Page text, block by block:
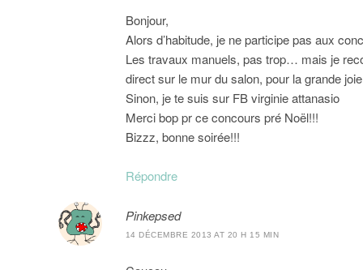
Bonjour,
Alors d’habitude, je ne participe pas aux
Les travaux manuels, pas trop… mais je
direct sur le mur du salon, pour la grande
Sinon, je te suis sur FB virginie attanasio
Merci bop pr ce concours pré Noël!!!
Bizzz, bonne soirée!!!
Répondre
Pinkepsed
14 DÉCEMBRE 2013 AT 20 H 15 MIN